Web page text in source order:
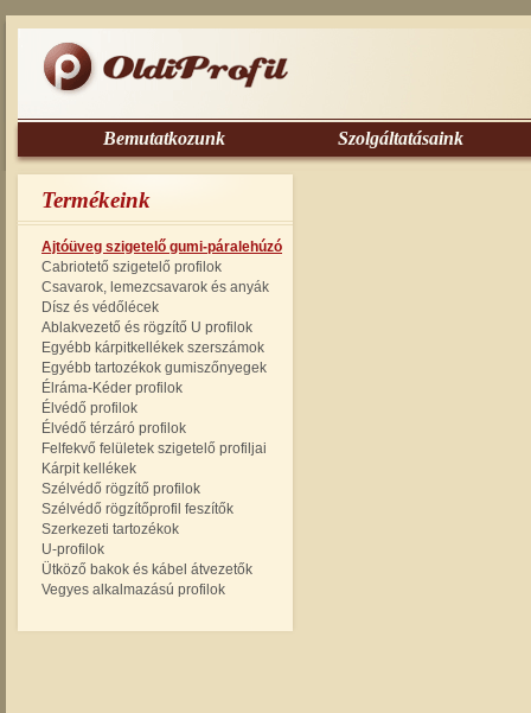
Bemutatkozunk Szolgáltatásaink
Termékeink
Ajtóüveg szigetelő gumi-páralehúzó
Cabriotető szigetelő profilok
Csavarok, lemezcsavarok és anyák
Dísz és védőlécek
Ablakvezető és rögzítő U profilok
Egyébb kárpitkellékek szerszámok
Egyébb tartozékok gumiszőnyegek
Élráma-Kéder profilok
Élvédő profilok
Élvédő térzáró profilok
Felfekvő felületek szigetelő profiljai
Kárpit kellékek
Szélvédő rögzítő profilok
Szélvédő rögzítőprofil feszítők
Szerkezeti tartozékok
U-profilok
Ütköző bakok és kábel átvezetők
Vegyes alkalmazású profilok